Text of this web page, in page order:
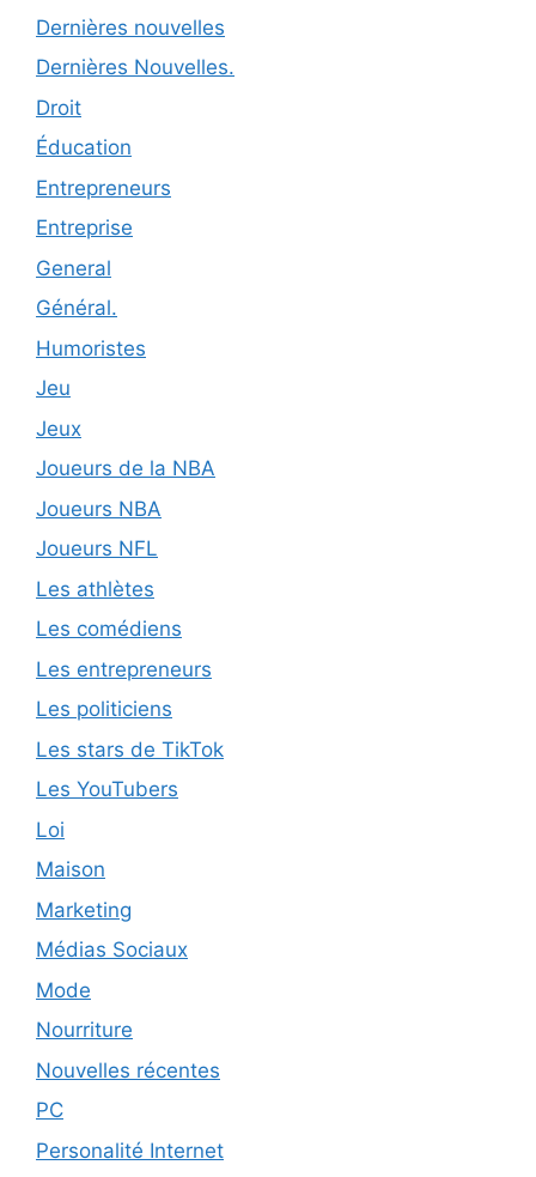
Dernières nouvelles
Dernières Nouvelles.
Droit
Éducation
Entrepreneurs
Entreprise
General
Général.
Humoristes
Jeu
Jeux
Joueurs de la NBA
Joueurs NBA
Joueurs NFL
Les athlètes
Les comédiens
Les entrepreneurs
Les politiciens
Les stars de TikTok
Les YouTubers
Loi
Maison
Marketing
Médias Sociaux
Mode
Nourriture
Nouvelles récentes
PC
Personalité Internet